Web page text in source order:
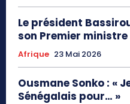
Le président
son Premier
Afrique 23 Mai 2026
Ousmane Sonko : «
Sénégalais pour… »